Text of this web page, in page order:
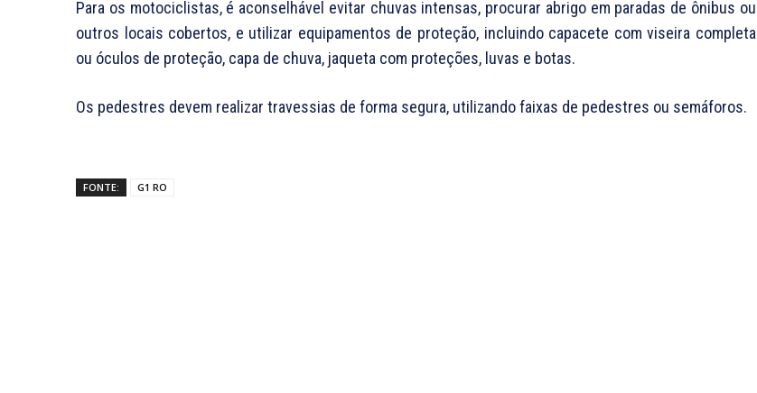
Para os motociclistas, é aconselhável evitar chuvas intensas, procurar abrigo em paradas de ônibus ou
outros locais cobertos, e utilizar equipamentos de proteção, incluindo capacete com viseira completa
ou óculos de proteção, capa de chuva, jaqueta com proteções, luvas e botas.
Os pedestres devem realizar travessias de forma segura, utilizando faixas de pedestres ou semáforos.
FONTE: G1 RO